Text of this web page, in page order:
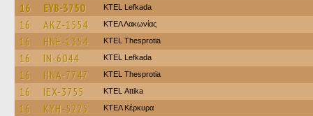
16 EYB-3750 KTEL Lefkada
16 AKZ-1554 ΚΤΕΛ Λακωνίας
16 HNE-1354 KTEL Thesprotia
16 IN-6044 KTEL Lefkada
16 HNA-7747 KTEL Thesprotia
16 IEX-3755 KΤΕL Αttika
16 KYH-5225 ΚΤΕΛ Κέρκυρα